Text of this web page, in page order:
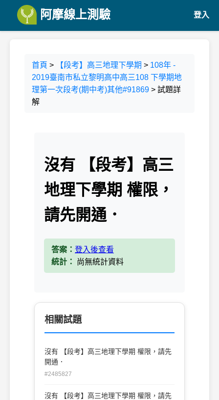
阿摩線上測驗 登入
首頁 > 【段考】高三地理下學期 > 108年 -
2019臺南市私立黎明高中高三108 下學期地
理第一次段考(期中考)其他#91869 > 試題詳
解
沒有 【段考】高三
地理下學期 權限，
請先開通．
答案： 登入後查看
統計：
尚無統計資料
相關試題
沒有 【段考】高三地理下學期 權限，請先
開通．
#2485827
沒有 【段考】高三地理下學期 權限，請先